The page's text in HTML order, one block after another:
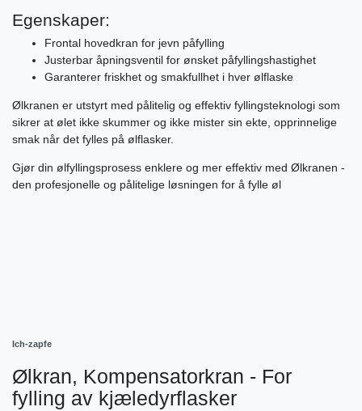
Egenskaper:
Frontal hovedkran for jevn påfylling
Justerbar åpningsventil for ønsket påfyllingshastighet
Garanterer friskhet og smakfullhet i hver ølflaske
Ølkranen er utstyrt med pålitelig og effektiv fyllingsteknologi som
sikrer at ølet ikke skummer og ikke mister sin ekte, opprinnelige
smak når det fylles på ølflasker.
Gjør din ølfyllingsprosess enklere og mer effektiv med Ølkranen -
den profesjonelle og pålitelige løsningen for å fylle øl
Ich-zapfe
Ølkran, Kompensatorkran - For
fylling av kjæledyrflasker